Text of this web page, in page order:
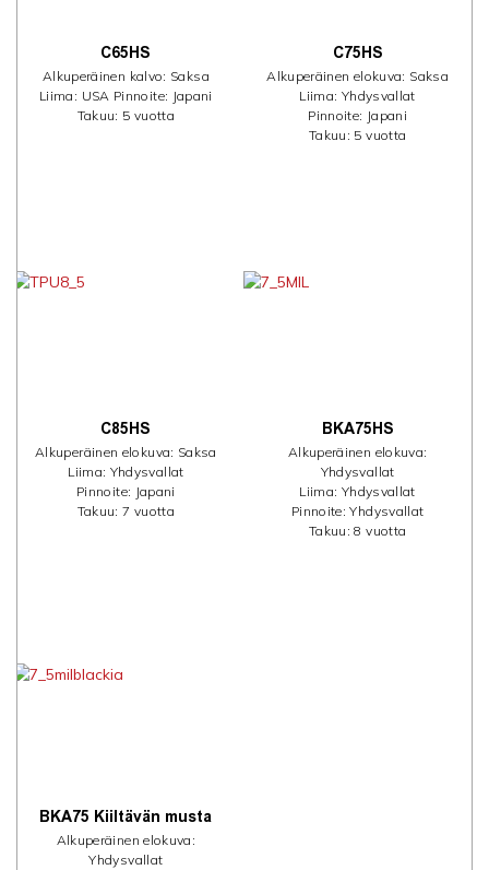
C65HS
Alkuperäinen kalvo: Saksa
Liima: USA Pinnoite: Japani
Takuu: 5 vuotta
C75HS
Alkuperäinen elokuva: Saksa
Liima: Yhdysvallat
Pinnoite: Japani
Takuu: 5 vuotta
C85HS
Alkuperäinen elokuva: Saksa
Liima: Yhdysvallat
Pinnoite: Japani
Takuu: 7 vuotta
BKA75HS
Alkuperäinen elokuva:
Yhdysvallat
Liima: Yhdysvallat
Pinnoite: Yhdysvallat
Takuu: 8 vuotta
BKA75 Kiiltävän musta
Alkuperäinen elokuva:
Yhdysvallat